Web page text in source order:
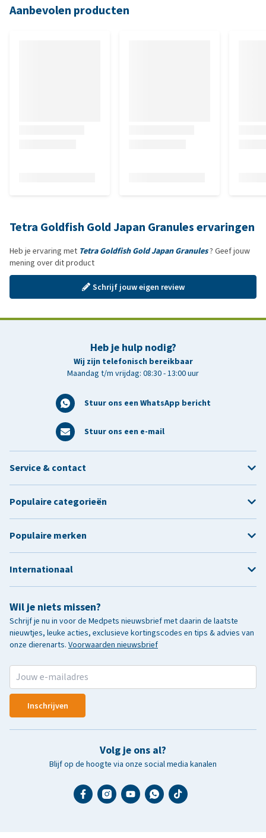
Aanbevolen producten
Tetra Goldfish Gold Japan Granules ervaringen
Heb je ervaring met Tetra Goldfish Gold Japan Granules? Geef jouw
mening over dit product
Schrijf jouw eigen review
Heb je hulp nodig?
Wij zijn telefonisch bereikbaar
Maandag t/m vrijdag: 08:30 - 13:00 uur
Stuur ons een WhatsApp bericht
Stuur ons een e-mail
Wil je niets missen?
Schrijf je nu in voor de Medpets nieuwsbrief met daarin de laatste
nieuwtjes, leuke acties, exclusieve kortingscodes en tips & advies van
onze dierenarts. Voorwaarden nieuwsbrief
Inschrijven
Volg je ons al?
Blijf op de hoogte via onze social media kanalen
Service & contact
Populaire categorieën
Populaire merken
Internationaal